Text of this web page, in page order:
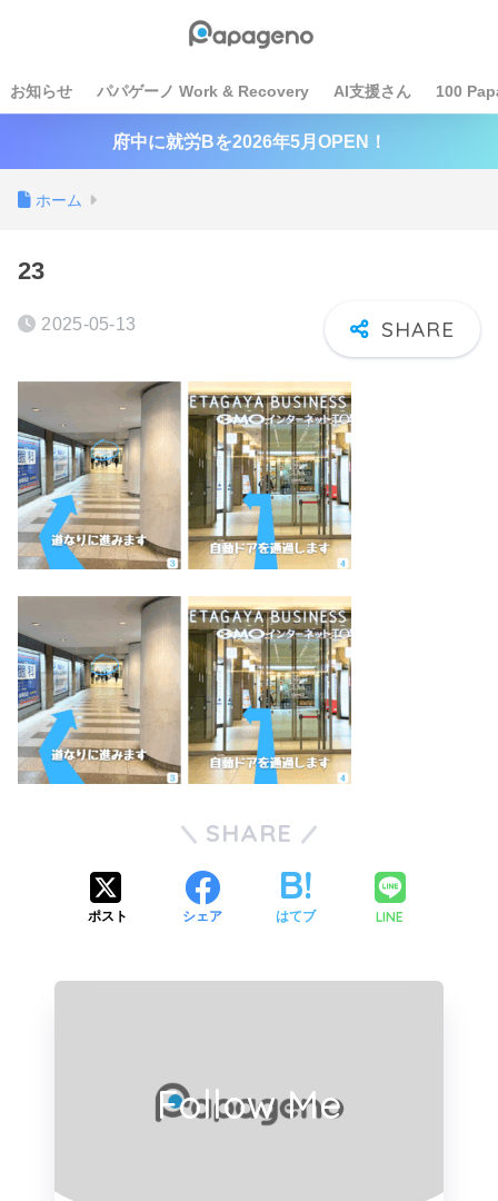
お知らせ パパゲーノ Work & Recovery AI支援さん 100
府中に就労Bを2026年5月OPEN！
ホーム
23
2025-05-13
SHARE
ポスト シェア はてブ LINE
Follow Me